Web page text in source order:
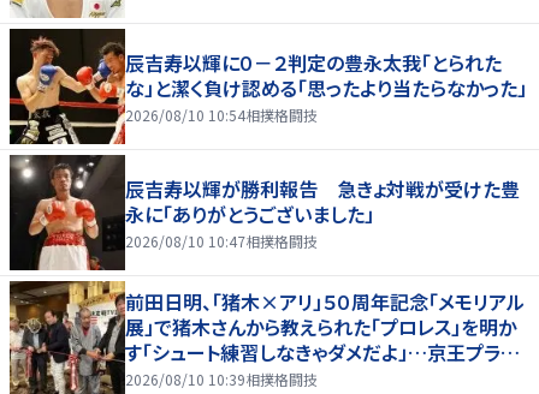
辰吉寿以輝に０－２判定の豊永太我「とられた
な」と潔く負け認める「思ったより当たらなかった」
2026/08/10 10:54相撲格闘技
辰吉寿以輝が勝利報告 急きょ対戦が受けた豊
永に「ありがとうございました」
2026/08/10 10:47相撲格闘技
前田日明、「猪木×アリ」５０周年記念「メモリアル
展」で猪木さんから教えられた「プロレス」を明か
す「シュート練習しなきゃダメだよ」…京王プラザ
ホテルで３１日まで
2026/08/10 10:39相撲格闘技